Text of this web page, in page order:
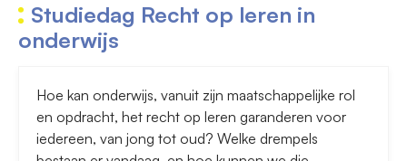
Studiedag Recht op leren in
onderwijs
Hoe kan onderwijs, vanuit zijn maatschappelijke rol
en opdracht, het recht op leren garanderen voor
iedereen, van jong tot oud? Welke drempels